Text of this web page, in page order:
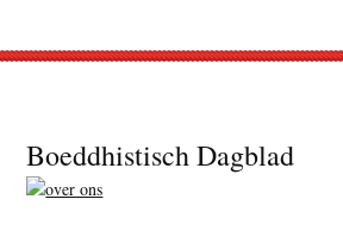
Footer
Boeddhistisch Dagblad